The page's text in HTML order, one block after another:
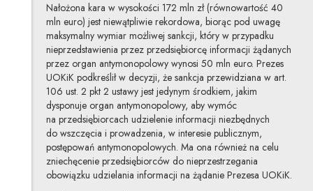
Nałożona kara w wysokości 172 mln zł (równowartość 40
mln euro) jest niewątpliwie rekordowa, biorąc pod uwagę
maksymalny wymiar możliwej sankcji, który w przypadku
nieprzedstawienia przez przedsiębiorcę informacji żądanych
przez organ antymonopolowy wynosi 50 mln euro. Prezes
UOKiK podkreślił w decyzji, że sankcja przewidziana w art.
106 ust. 2 pkt 2 ustawy jest jedynym środkiem, jakim
dysponuje organ antymonopolowy, aby wymóc
na przedsiębiorcach udzielenie informacji niezbędnych
do wszczęcia i prowadzenia, w interesie publicznym,
postępowań antymonopolowych. Ma ona również na celu
zniechęcenie przedsiębiorców do nieprzestrzegania
obowiązku udzielania informacji na żądanie Prezesa UOKiK.